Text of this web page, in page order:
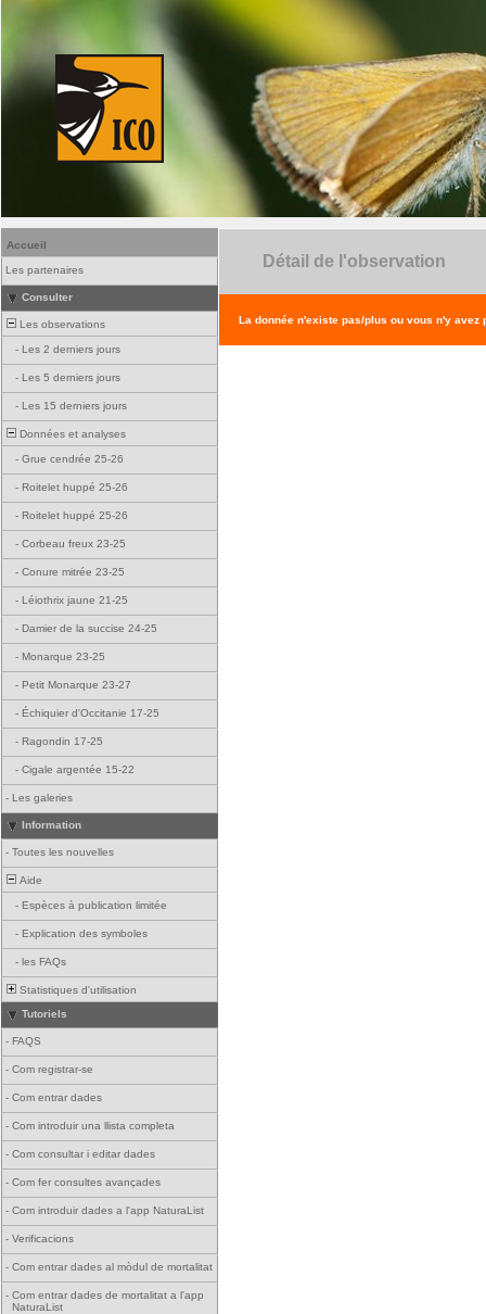
Accueil
Les partenaires
Consulter
Les observations
- Les 2 derniers jours
- Les 5 derniers jours
- Les 15 derniers jours
Données et analyses
- Grue cendrée 25-26
- Roitelet huppé 25-26
- Roitelet huppé 25-26
- Corbeau freux 23-25
- Conure mitrée 23-25
- Léiothrix jaune 21-25
- Damier de la succise 24-25
- Monarque 23-25
- Petit Monarque 23-27
- Échiquier d'Occitanie 17-25
- Ragondin 17-25
- Cigale argentée 15-22
- Les galeries
Information
- Toutes les nouvelles
Aide
- Espèces à publication limitée
- Explication des symboles
- les FAQs
Statistiques d'utilisation
Tutoriels
- FAQS
- Com registrar-se
- Com entrar dades
- Com introduir una llista completa
- Com consultar i editar dades
- Com fer consultes avançades
- Com introduir dades a l'app NaturaList
- Verificacions
- Com entrar dades al mòdul de mortalitat
- Com entrar dades de mortalitat a l'app
NaturaList
Détail de l'observation
La donnée n'existe pas/plus ou vous n'y avez